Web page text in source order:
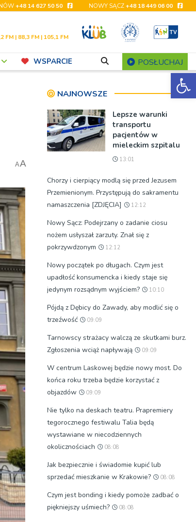
+48 14 627 50 50 NOWY SĄCZ+48 18 449 06 00
FM | 88,3 FM | 105,1 FM
WSPARCIE POSŁUCHAJ
AA
NAJNOWSZE
Lepsze warunki
transportu
pacjentów w
mieleckim szpitalu
13:01
Chorzy i cierpiący modlą się przed Jezusem
Przemienionym. Przystępują do sakramentu
namaszczenia [ZDJĘCIA]
12:12
Nowy Sącz: Podejrzany o zadanie ciosu
nożem usłyszał zarzuty. Znał się z
pokrzywdzonym
12:12
Nowy początek po długach. Czym jest
upadłość konsumencka i kiedy staje się
jedynym rozsądnym wyjściem?
10:10
Pójdą z Dębicy do Zawady, aby modlić się o
trzeźwość
09:09
Tarnowscy strażacy walczą ze skutkami burz.
Zgłoszenia wciąż napływają
09:09
W centrum Laskowej będzie nowy most. Do
końca roku trzeba będzie korzystać z
objazdów
09:09
Nie tylko na deskach teatru. Prapremiery
tegorocznego festiwalu Talia będą
wystawiane w niecodziennych
okolicznościach
08:08
Jak bezpiecznie i świadomie kupić lub
sprzedać mieszkanie w Krakowie?
08:08
Czym jest bonding i kiedy pomoże zadbać o
piękniejszy uśmiech?
08:08